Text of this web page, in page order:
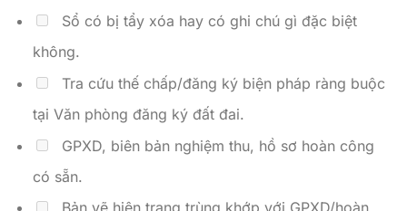
Sổ có bị tẩy xóa hay có ghi chú gì đặc biệt
không.
Tra cứu thế chấp/đăng ký biện pháp ràng buộc
tại Văn phòng đăng ký đất đai.
GPXD, biên bản nghiệm thu, hồ sơ hoàn công
có sẵn.